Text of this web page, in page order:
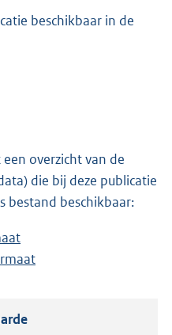
beschikbaar in de
overzicht van de
die bij deze publicatie
bestand beschikbaar:
e
a